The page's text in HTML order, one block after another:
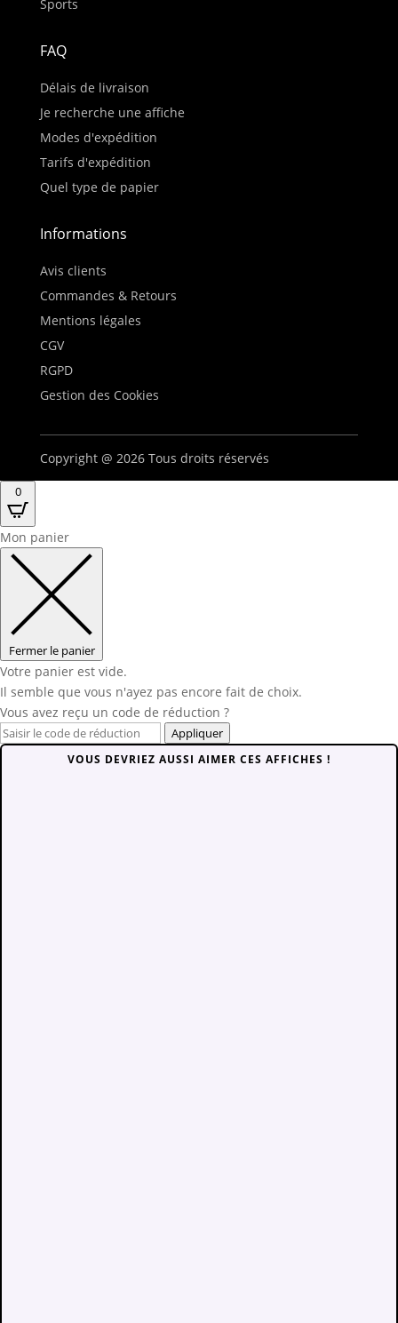
Sports
FAQ
Délais de livraison
Je recherche une affiche
Modes d'expédition
Tarifs d'expédition
Quel type de papier
Informations
Avis clients
Commandes & Retours
Mentions légales
CGV
RGPD
Gestion des Cookies
Copyright @ 2026 Tous droits réservés
0
Mon panier
Fermer le panier
Votre panier est vide.
Il semble que vous n'ayez pas encore fait de choix.
Vous avez reçu un code de réduction ?
Appliquer
VOUS DEVRIEZ AUSSI AIMER CES AFFICHES !